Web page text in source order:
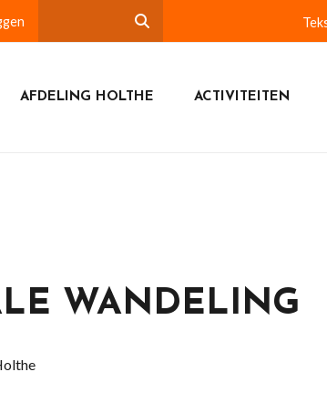
AFDELING HOLTHE ACTIVITEITEN
WANDELING